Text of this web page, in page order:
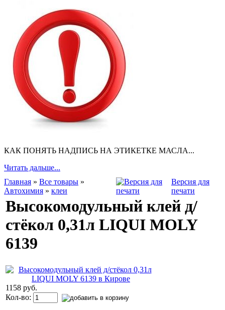
КАК ПОНЯТЬ НАДПИСЬ НА ЭТИКЕТКЕ МАСЛА...
Читать дальше...
Главная » Все товары »
Автохимия » клеи
Версия для
печати
Высокомодульный клей д/
стёкол 0,31л LIQUI MOLY
6139
1158 руб.
Кол-во: